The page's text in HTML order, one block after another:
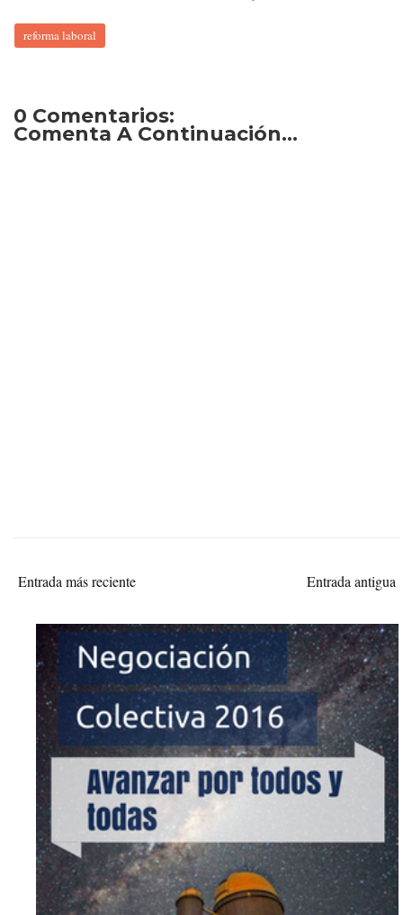
reforma laboral
0 Comentarios:
Comenta A Continuación...
Entrada más reciente Entrada antigua